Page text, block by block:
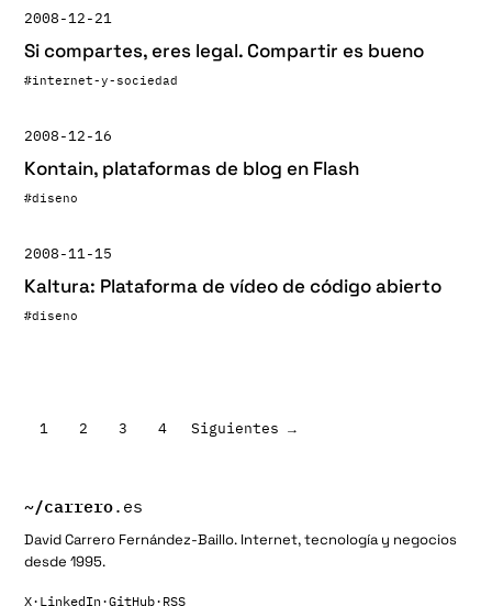
2008-12-21
Si compartes, eres legal. Compartir es bueno
#internet-y-sociedad
2008-12-16
Kontain, plataformas de blog en Flash
#diseno
2008-11-15
Kaltura: Plataforma de vídeo de código abierto
#diseno
Paginación
entradas
1 2 3 4 Siguientes →
~/carrero.es
David Carrero Fernández-Baillo. Internet, tecnología y negocios
desde 1995.
X· LinkedIn·GitHub· RSS